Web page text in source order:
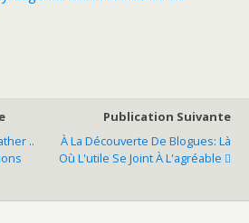
..
Publication Suivante
À La Découverte De Blogues: Là
Où L'utile Se Joint À L'agréable